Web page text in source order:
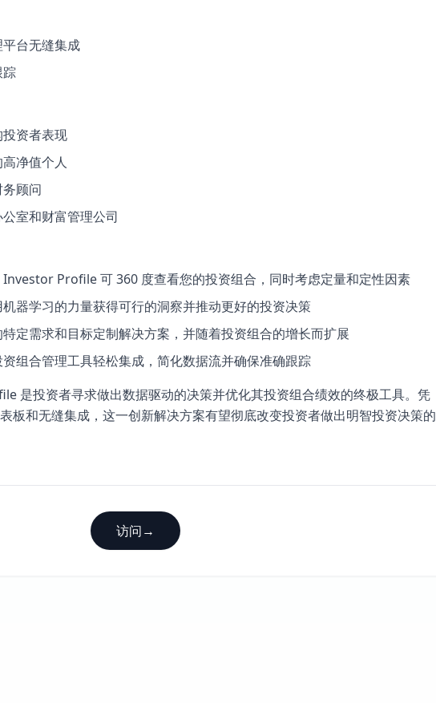
台无缝集成
踪
资者表现
净值个人
顾问
室和财富管理公司
Profile 可 360 度查看您的投资组合，同时考虑定量和定性因素
机器学习的力量获得可行的洞察并推动更好的投资决策
特定需求和目标定制解决方案，并随着投资组合的增长而扩展
资组合管理工具轻松集成，简化数据流并确保准确跟踪
是投资者寻求做出数据驱动的决策并优化其投资组合绩效的终极工具。凭
板和无缝集成，这一创新解决方案有望彻底改变投资者做出明智投资决策的
访问→